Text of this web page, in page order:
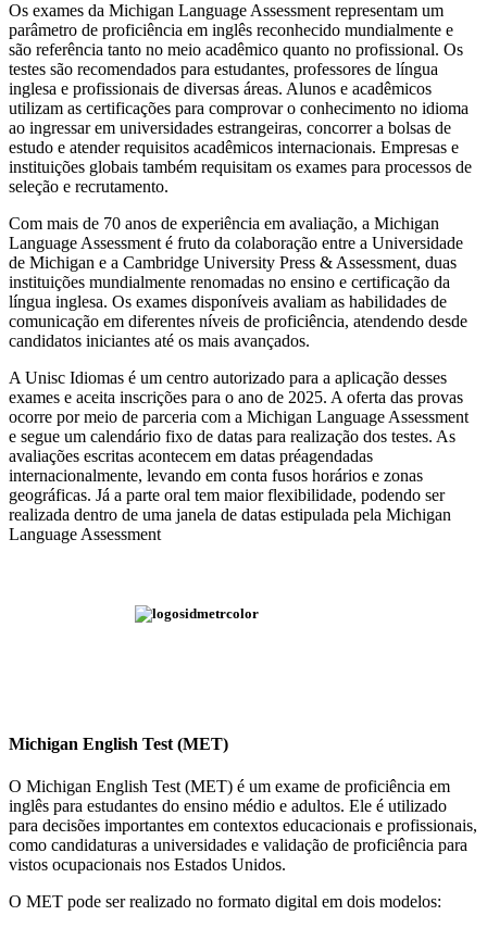
Os exames da Michigan Language Assessment representam um
parâmetro de proficiência em inglês reconhecido mundialmente e
são referência tanto no meio acadêmico quanto no profissional. Os
testes são recomendados para estudantes, professores de língua
inglesa e profissionais de diversas áreas. Alunos e acadêmicos
utilizam as certificações para comprovar o conhecimento no idioma
ao ingressar em universidades estrangeiras, concorrer a bolsas de
estudo e atender requisitos acadêmicos internacionais. Empresas e
instituições globais também requisitam os exames para processos de
seleção e recrutamento.
Com mais de 70 anos de experiência em avaliação, a Michigan
Language Assessment é fruto da colaboração entre a Universidade
de Michigan e a Cambridge University Press & Assessment, duas
instituições mundialmente renomadas no ensino e certificação da
língua inglesa. Os exames disponíveis avaliam as habilidades de
comunicação em diferentes níveis de proficiência, atendendo desde
candidatos iniciantes até os mais avançados.
A Unisc Idiomas é um centro autorizado para a aplicação desses
exames e aceita inscrições para o ano de 2025. A oferta das provas
ocorre por meio de parceria com a Michigan Language Assessment
e segue um calendário fixo de datas para realização dos testes. As
avaliações escritas acontecem em datas préagendadas
internacionalmente, levando em conta fusos horários e zonas
geográficas. Já a parte oral tem maior flexibilidade, podendo ser
realizada dentro de uma janela de datas estipulada pela Michigan
Language Assessment
Michigan English Test (MET)
O Michigan English Test (MET) é um exame de proficiência em
inglês para estudantes do ensino médio e adultos. Ele é utilizado
para decisões importantes em contextos educacionais e profissionais,
como candidaturas a universidades e validação de proficiência para
vistos ocupacionais nos Estados Unidos.
O MET pode ser realizado no formato digital em dois modelos: